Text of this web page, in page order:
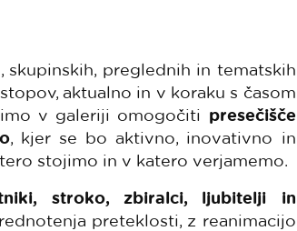
skupinskih, preglednih in tematskih
aktualno in v koraku s časom
v galeriji omogočiti presečišče
, kjer se bo aktivno, inovativno in
stojimo in v katero verjamemo.
stroko, zbiralci, ljubitelji in
preteklosti, z reanimacijo